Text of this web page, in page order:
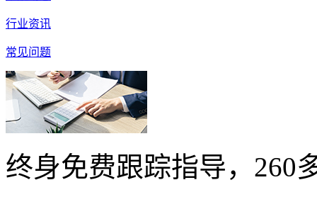
行业资讯
常见问题
终身免费跟踪指导，260